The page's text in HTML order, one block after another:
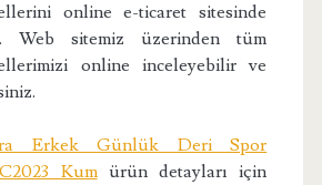
online e-ticaret sitesinde
Web sitemiz üzerinden tüm
online inceleyebilir ve
Erkek Günlük Deri Spor
Kumürün detayları için